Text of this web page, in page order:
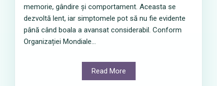
memorie, gândire și comportament. Aceasta se
dezvoltă lent, iar simptomele pot să nu fie evidente
până când boala a avansat considerabil. Conform
Organizației Mondiale...
Read More